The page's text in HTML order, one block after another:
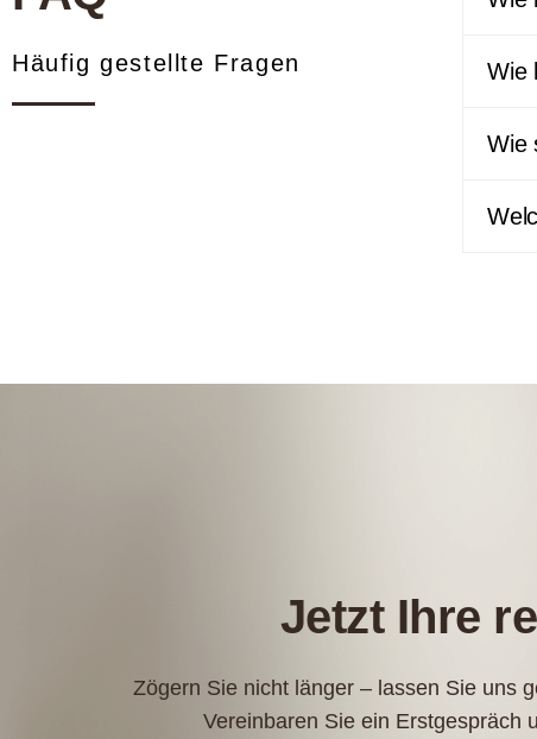
Häufig gestellte Fragen Wie
Wie
Jetzt Ihre
Zögern Sie nicht länger – lassen Sie uns
Vereinbaren Sie ein Erstgespräch